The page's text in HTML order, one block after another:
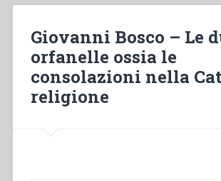
Giovanni Bosco – Le
orfanelle ossia le
consolazioni nella
religione